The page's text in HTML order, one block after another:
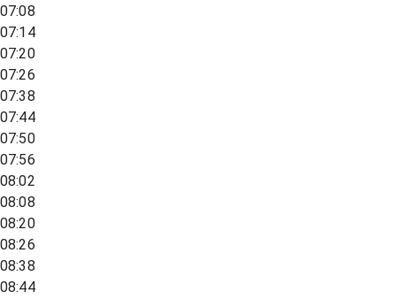
07:08
07:14
07:20
07:26
07:38
07:44
07:50
07:56
08:02
08:08
08:20
08:26
08:38
08:44